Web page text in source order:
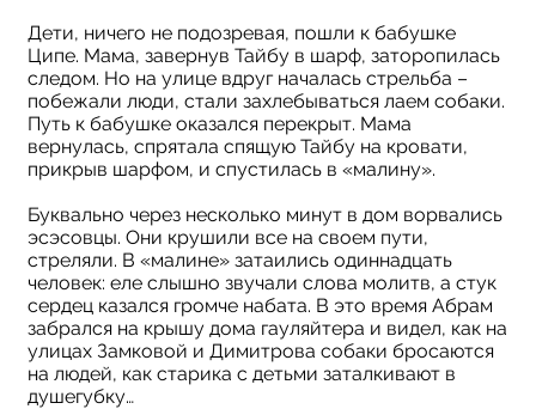
Дети, ничего не подозревая, пошли к бабушке
Ципе. Мама, завернув Тайбу в шарф, заторопилась
следом. Но на улице вдруг началась стрельба –
побежали люди, стали захлебываться лаем собаки.
Путь к бабушке оказался перекрыт. Мама
вернулась, спрятала спящую Тайбу на кровати,
прикрыв шарфом, и спустилась в «малину».
Буквально через несколько минут в дом ворвались
эсэсовцы. Они крушили все на своем пути,
стреляли. В «малине» затаились одиннадцать
человек: еле слышно звучали слова молитв, а стук
сердец казался громче набата. В это время Абрам
забрался на крышу дома гауляйтера и видел, как на
улицах Замковой и Димитрова собаки бросаются
на людей, как старика с детьми заталкивают в
душегубку…